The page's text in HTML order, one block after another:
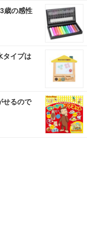
歳の感性
タイプは
せるので